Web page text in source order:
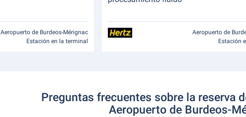
Aeropuerto de Burdeos-Mérignac
Estación en la terminal
Aeropuerto de
Estación
Preguntas frecuentes sobre la reserva
Aeropuerto de Burdeos-